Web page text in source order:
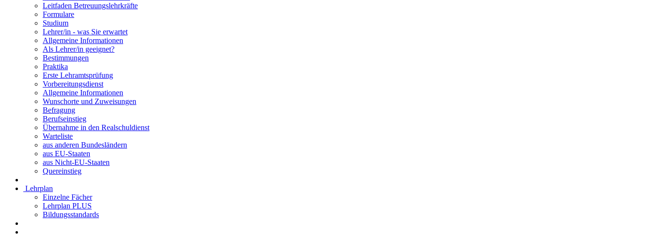
Leitfaden Betreuungslehrkräfte
Formulare
Studium
Lehrer/in - was Sie erwartet
Allgemeine Informationen
Als Lehrer/in geeignet?
Bestimmungen
Praktika
Erste Lehramtsprüfung
Vorbereitungsdienst
Allgemeine Informationen
Wunschorte und Zuweisungen
Befragung
Berufseinstieg
Übernahme in den Realschuldienst
Warteliste
aus anderen Bundesländern
aus EU-Staaten
aus Nicht-EU-Staaten
Quereinstieg
Lehrplan
Einzelne Fächer
Lehrplan PLUS
Bildungsstandards